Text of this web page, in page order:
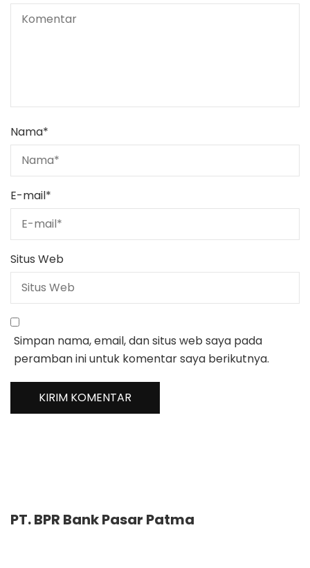
Nama*
E-mail*
Situs Web
Simpan nama, email, dan situs web saya pada
peramban ini untuk komentar saya berikutnya.
PT. BPR Bank Pasar Patma